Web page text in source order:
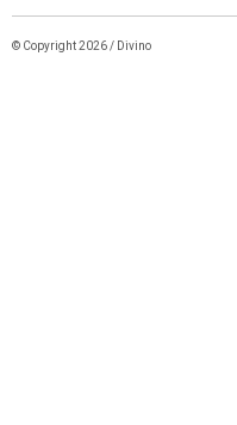
© Copyright 2026 / Divino